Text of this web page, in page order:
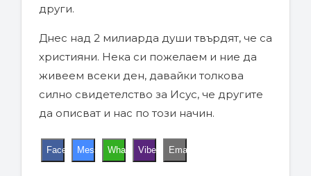
други.
Днес над 2 милиарда души твърдят, че са
християни. Нека си пожелаем и ние да
живеем всеки ден, давайки толкова
силно свидетелство за Исус, че другите
да описват и нас по този начин.
FacebookMessengerWhatsApp
Viber Email